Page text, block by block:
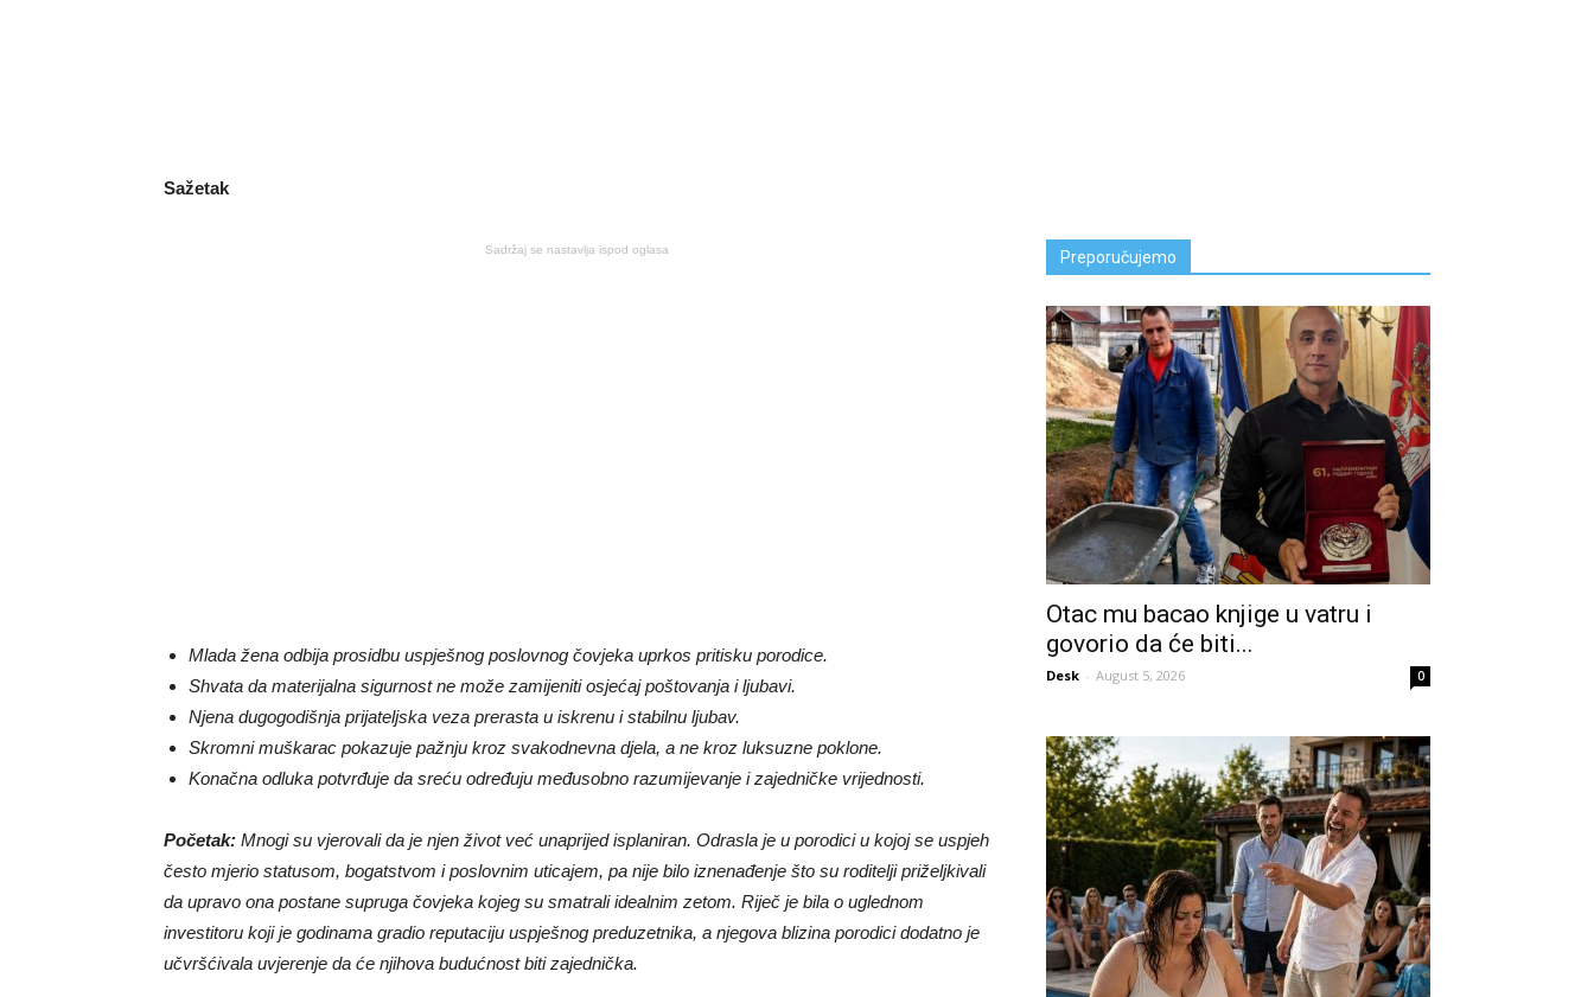
Sažetak
Sadržaj se nastavlja ispod oglasa
Mlada žena odbija prosidbu uspješnog poslovnog čovjeka uprkos pritisku porodice.
Shvata da materijalna sigurnost ne može zamijeniti osjećaj poštovanja i ljubavi.
Njena dugogodišnja prijateljska veza prerasta u iskrenu i stabilnu ljubav.
Skromni muškarac pokazuje pažnju kroz svakodnevna djela, a ne kroz luksuzne poklone.
Konačna odluka potvrđuje da sreću određuju međusobno razumijevanje i zajedničke vrijednosti.
Početak: Mnogi su vjerovali da je njen život već unaprijed isplaniran. Odrasla je u porodici u kojoj se uspjeh
često mjerio statusom, bogatstvom i poslovnim uticajem, pa nije bilo iznenađenje što su roditelji priželjkivali
da upravo ona postane supruga čovjeka kojeg su smatrali idealnim zetom. Riječ je bila o uglednom
investitoru koji je godinama gradio reputaciju uspješnog preduzetnika, a njegova blizina porodici dodatno je
učvršćivala uvjerenje da će njihova budućnost biti zajednička.
Preporučujemo
Otac mu bacao knjige u vatru i
govorio da će biti...
Desk - August 5, 2026 0